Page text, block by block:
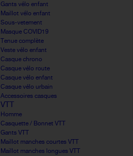
Gants vélo enfant
Maillot vélo enfant
Sous-vetement
Masque COVID19
Tenue complète
Veste vélo enfant
Casque chrono
Casque vélo route
Casque vélo enfant
Casque vélo urbain
Accessoires casques
VTT
Homme
Casquette / Bonnet VTT
Gants VTT
Maillot manches courtes VTT
Maillot manches longues VTT